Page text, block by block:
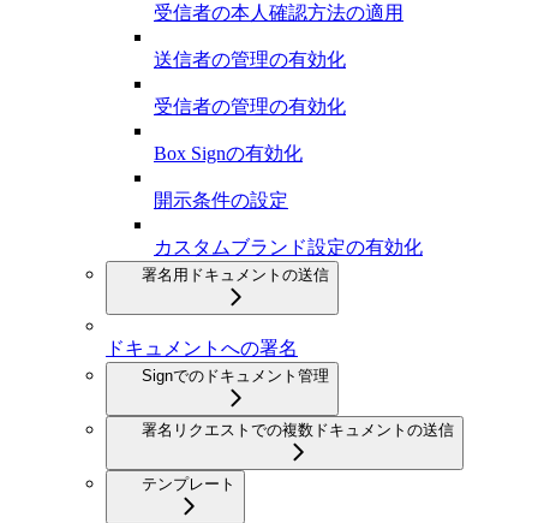
受信者の本人確認方法の適用
送信者の管理の有効化
受信者の管理の有効化
Box Signの有効化
開示条件の設定
カスタムブランド設定の有効化
署名用ドキュメントの送信
ドキュメントへの署名
Signでのドキュメント管理
署名リクエストでの複数ドキュメントの送信
テンプレート